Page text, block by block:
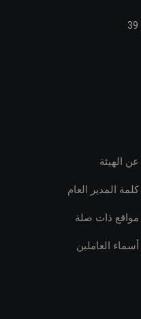
عن الهيئة
كلمة المدير العام
مواقع ذات صلة
أسماء العاملين